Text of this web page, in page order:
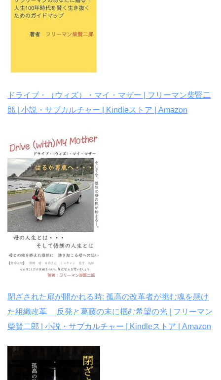
ドライブ・（ウィズ）・マイ・マザー | フリーマン柴賢二
郎 | 小説・サブカルチャー | Kindleストア | Amazon
閉ざされた扉が開かれる時: 孤高の改革者が挑む魂を懸け
た組織改革 反発と葛藤の末に掴む希望の光 | フリーマン
柴賢二郎 | 小説・サブカルチャー | Kindleストア | Amazon